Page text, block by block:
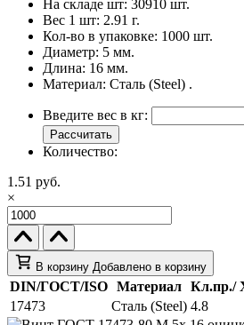
На складе шт: 30910 шт.
Вес 1 шт: 2.91 г.
Кол-во в упаковке: 1000 шт.
Диаметр: 5 мм.
Длина: 16 мм.
Материал: Сталь (Steel) .
Введите вес в кг:
Рассчитать
Количество:
1.51 руб.
×
В корзину Добавлено в корзину
DIN/ГОСТ/ISO Материал Кл.пр./
17473
Сталь (Steel) 4.8